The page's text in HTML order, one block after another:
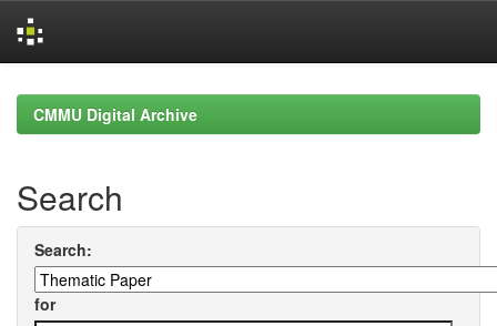
navigationCMMU Digital Archive
Search
Search:
for